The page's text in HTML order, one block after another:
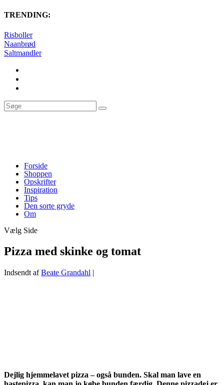
TRENDING:
Risboller
Naanbrød
Saltmandler
Forside
Shoppen
Opskrifter
Inspiration
Tips
Den sorte gryde
Om
Vælg Side
Pizza med skinke og tomat
Indsendt afBeate Grandahl |
Dejlig hjemmelavet pizza – også bunden. Skal man lave en